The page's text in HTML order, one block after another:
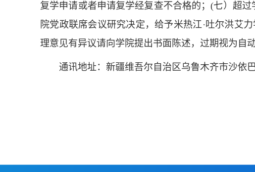
复学申请或者申请复学经复查不合格的；(七）超
院党政联席会议研究决定，给予米热江·吐尔洪艾
理意见有异议请向学院提出书面陈述，过期视为自动
通讯地址：新疆维吾尔自治区乌鲁木齐市沙依